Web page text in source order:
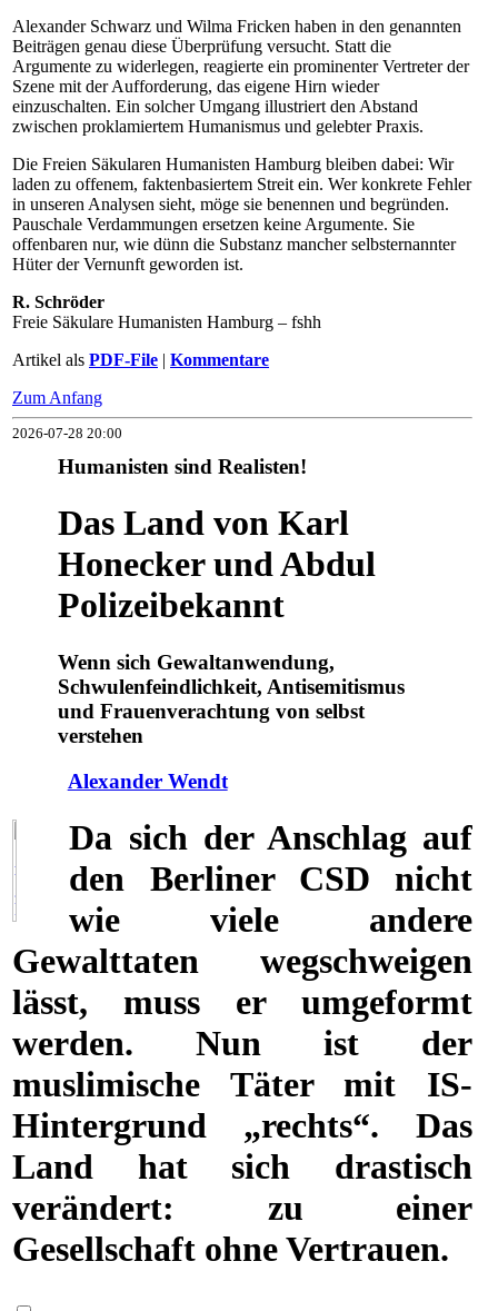
Alexander Schwarz und Wilma Fricken haben in den genannten
Beiträgen genau diese Überprüfung versucht. Statt die
Argumente zu widerlegen, reagierte ein prominenter Vertreter der
Szene mit der Aufforderung, das eigene Hirn wieder
einzuschalten. Ein solcher Umgang illustriert den Abstand
zwischen proklamiertem Humanismus und gelebter Praxis.
Die Freien Säkularen Humanisten Hamburg bleiben dabei: Wir
laden zu offenem, faktenbasiertem Streit ein. Wer konkrete Fehler
in unseren Analysen sieht, möge sie benennen und begründen.
Pauschale Verdammungen ersetzen keine Argumente. Sie
offenbaren nur, wie dünn die Substanz mancher selbsternannter
Hüter der Vernunft geworden ist.
R. Schröder
Freie Säkulare Humanisten Hamburg – fshh
Artikel als PDF-File | Kommentare
Zum Anfang
2026-07-28 20:00
Humanisten sind Realisten!
Das Land von Karl
Honecker und Abdul
Polizeibekannt
Wenn sich Gewaltanwendung,
Schwulenfeindlichkeit, Antisemitismus
und Frauenverachtung von selbst
verstehen
Alexander Wendt
Da sich der Anschlag auf
den Berliner CSD nicht
wie viele andere
Gewalttaten wegschweigen
lässt, muss er umgeformt
werden. Nun ist der
muslimische Täter mit IS-
Hin­ter­grund „rechts“. Das
Land hat sich drastisch
verändert: zu einer
Gesellschaft ohne Vertrauen.